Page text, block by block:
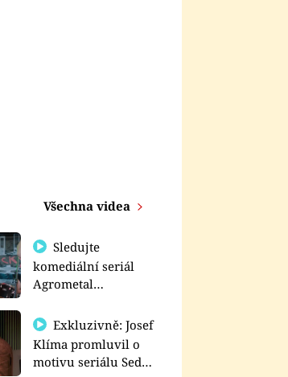
Všechna videa
Sledujte
komediální seriál
Agrometal
prima+
Exkluzivně: Josef
Klíma promluvil o
motivu seriálu Sedm